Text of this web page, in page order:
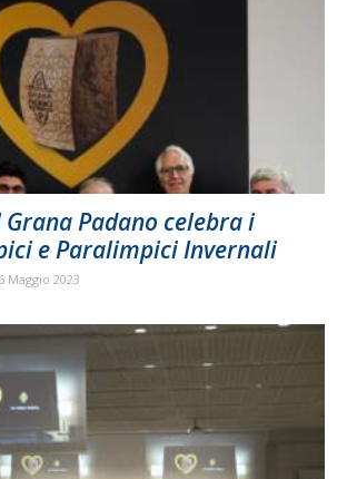
Padano celebra i
e Paralimpici Invernali
Maggio 2023